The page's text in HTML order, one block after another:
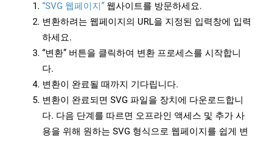
“SVG 웹페이지” 웹사이트를 방문하세요.
변환하려는 웹페이지의 URL을 지정된 입력창에 입력
하세요.
“변환” 버튼을 클릭하여 변환 프로세스를 시작합니
다.
변환이 완료될 때까지 기다립니다.
변환이 완료되면 SVG 파일을 장치에 다운로드합니
다. 다음 단계를 따르면 오프라인 액세스 및 추가 사
용을 위해 원하는 SVG 형식으로 웹페이지를 쉽게 변